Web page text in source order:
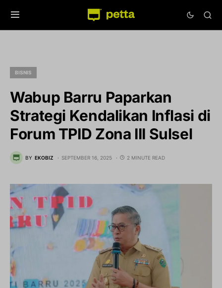
BISNIS
Wabup Barru Paparkan
Strategi Kendalikan Inflasi di
Forum TPID Zona III Sulsel
BY EKOBIZ SEPTEMBER 16, 2025 2 MINUTE READ